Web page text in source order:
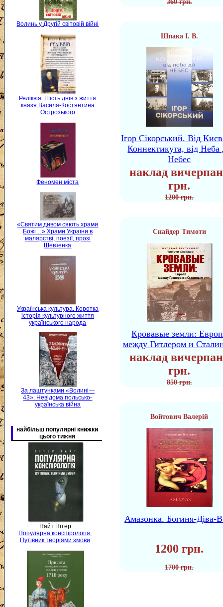
Волинь у Другій світовій війні
Реліквія. Шість днів з життя
князя Василя-Костянтина
Острозького
Феномен міста
«Святим дивом сяють храми
Божі…» Храми України в
малярстві, поезії, прозі
Шевченка
Українська культура. Коротка
історія культурного життя
українського народа
За лаштунками «Волині—
43». Невідома польсько-
українська війна
найбільш популярні книжки
цього тижня
Найт Пітер
Популярна конспірологія.
Путівник теоріями змови
360 грн.
Шпака І. В.
Ігор Сікорський. Від
Коннектикута, від Неба
Небес
наклад
грн.
1200 грн.
Снайдер Тимоти
Кровавые земли:
между Гитлером и
наклад
грн.
850 грн.
Войтович Валерій
Амазонка. Богиня-Діва-
1200 грн.
1700 грн.